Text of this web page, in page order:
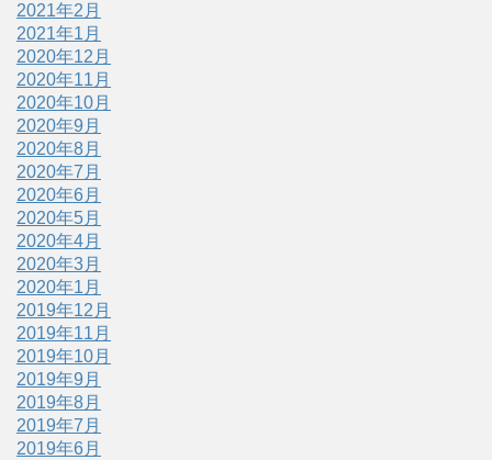
2021年2月
2021年1月
2020年12月
2020年11月
2020年10月
2020年9月
2020年8月
2020年7月
2020年6月
2020年5月
2020年4月
2020年3月
2020年1月
2019年12月
2019年11月
2019年10月
2019年9月
2019年8月
2019年7月
2019年6月